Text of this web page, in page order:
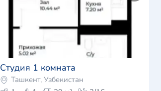
Студия 1 комната
Ташкент, Узбекистан